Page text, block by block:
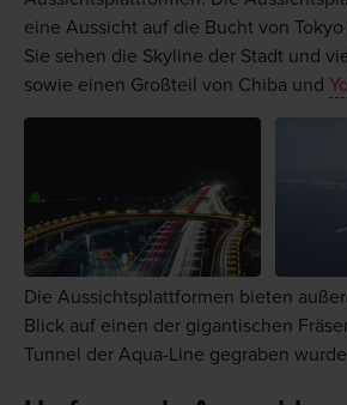
eine Aussicht auf die Bucht von
Sie sehen die Skyline der Stadt und
sowie einen Großteil von Chiba und
Die Aussichtsplattformen bieten
Blick auf einen der gigantischen
Tunnel der Aqua-Line gegraben